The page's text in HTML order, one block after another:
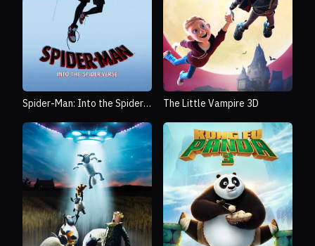
Spider-Man: Into the Spider-
The Little Vampire 3D